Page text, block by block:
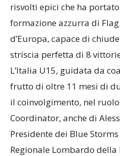
risvolti epici che ha
formazione azzurra di
d’Europa, capace di
striscia perfetta di 8
L’Italia U15, guidata da
frutto di oltre 11 mesi di
il coinvolgimento, nel
Coordinator, anche di
Presidente dei Blue
Regionale Lombardo della